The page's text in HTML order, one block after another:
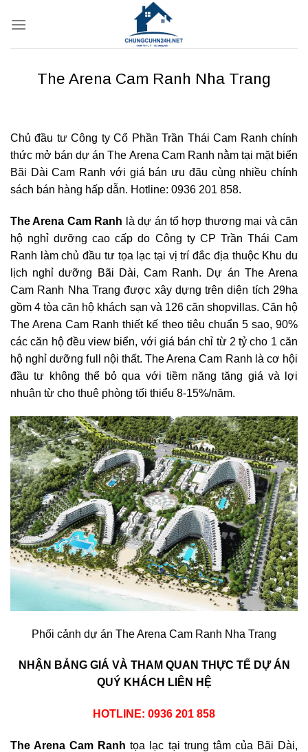
qua
The Arena Cam Ranh Nha Trang
Chủ đầu tư Công ty Cổ Phần Trần Thái Cam Ranh chính
thức mở bán dự án The Arena Cam Ranh nằm tại mặt biển
Bãi Dài Cam Ranh với giá bán ưu đãu cùng nhiều chính
sách bán hàng hấp dẫn. Hotline: 0936 201 858.
The Arena Cam Ranh là dự án tổ hợp thương mại và căn
hộ nghỉ dưỡng cao cấp do Công ty CP Trần Thái Cam
Ranh làm chủ đầu tư tọa lạc tại vị trí đắc địa thuộc Khu du
lịch nghỉ dưỡng Bãi Dài, Cam Ranh. Dự án The Arena
Cam Ranh Nha Trang được xây dựng trên diện tích 29ha
gồm 4 tòa căn hộ khách sạn và 126 căn shopvillas. Căn hộ
The Arena Cam Ranh thiết kế theo tiêu chuẩn 5 sao, 90%
các căn hộ đều view biển, với giá bán chỉ từ 2 tỷ cho 1 căn
hộ nghỉ dưỡng full nội thất. The Arena Cam Ranh là cơ hội
đầu tư không thể bỏ qua với tiềm năng tăng giá và lợi
nhuận từ cho thuê phòng tối thiểu 8-15%/năm.
Phối cảnh dự án The Arena Cam Ranh Nha Trang
NHẬN BẢNG GIÁ VÀ THAM QUAN THỰC TẾ DỰ ÁN
QUÝ KHÁCH LIÊN HỆ
HOTLINE: 0936 201 858
The Arena Cam Ranh tọa lạc tại trung tâm của Bãi Dài,